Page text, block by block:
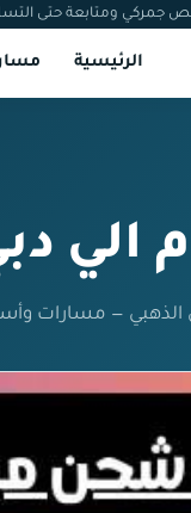
جمركي ومتابعة حتى
الرئيسية
الي
— مسارات